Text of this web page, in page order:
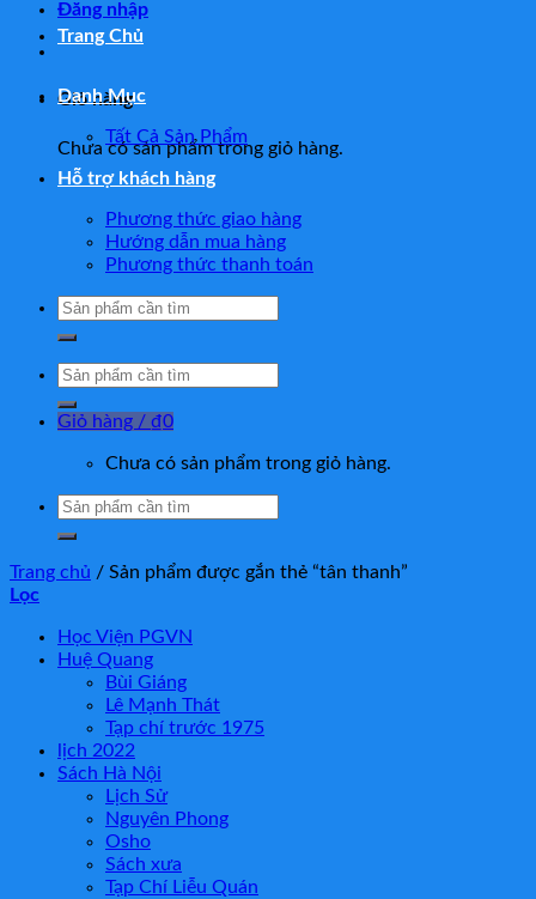
Đăng nhập
Giỏ hàng
Chưa có sản phẩm trong giỏ hàng.
Trang Chủ
Danh Mục
Tất Cả Sản Phẩm
Hỗ trợ khách hàng
Phương thức giao hàng
Hướng dẫn mua hàng
Phương thức thanh toán
Tìm
Tìm
Giỏ hàng / ₫0
Chưa có sản phẩm trong giỏ hàng.
Tìm
Trang chủ / Sản phẩm được gắn thẻ “tân thanh”
Lọc
Học Viện PGVN
Huệ Quang
Bùi Giáng
Lê Mạnh Thát
Tạp chí trước 1975
lịch 2022
Sách Hà Nội
Lịch Sử
Nguyên Phong
Osho
Sách xưa
Tạp Chí Liễu Quán